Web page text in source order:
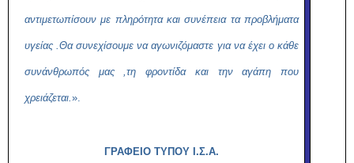
αντιμετωπίσουν με πληρότητα και συνέπεια τα προβλήματα
υγείας .Θα συνεχίσουμε να αγωνιζόμαστε για να έχει ο κάθε
συνάνθρωπός μας ,τη φροντίδα και την αγάπη που
χρειάζεται.».
ΓΡΑΦΕΙΟ ΤΥΠΟΥ Ι.Σ.Α.